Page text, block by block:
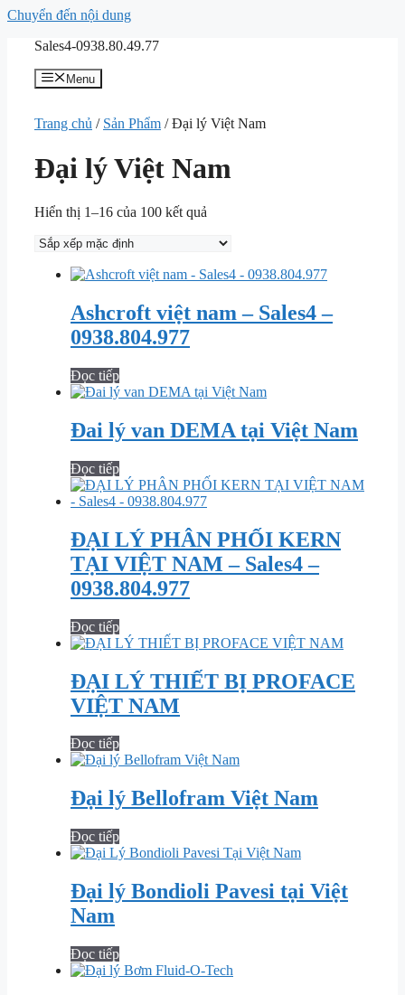
Chuyển đến nội dung
Sales4-0938.80.49.77
Menu
Trang chủ / Sản Phẩm / Đại lý Việt Nam
Đại lý Việt Nam
Hiển thị 1–16 của 100 kết quả
Ashcroft việt nam – Sales4 –
0938.804.977
Đọc tiếp
Đai lý van DEMA tại Việt Nam
Đọc tiếp
ĐẠI LÝ PHÂN PHỐI KERN
TẠI VIỆT NAM – Sales4 –
0938.804.977
Đọc tiếp
ĐẠI LÝ THIẾT BỊ PROFACE
VIỆT NAM
Đọc tiếp
Đại lý Bellofram Việt Nam
Đọc tiếp
Đại lý Bondioli Pavesi tại Việt
Nam
Đọc tiếp